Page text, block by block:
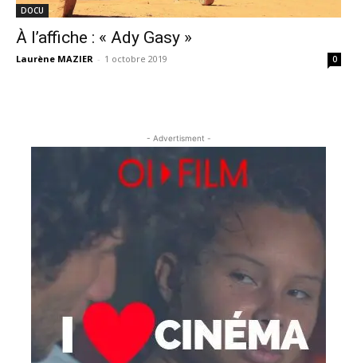
DOCU
À l’affiche : « Ady Gasy »
Laurène MAZIER - 1 octobre 2019 0
- Advertisment -